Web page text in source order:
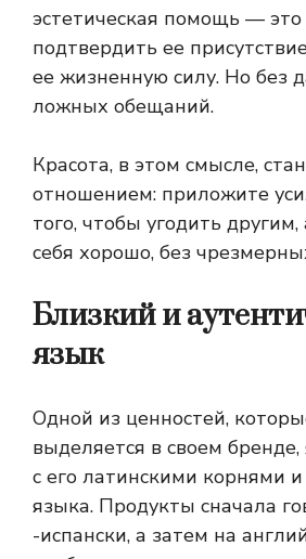
эстетическая помощь — это
подтвердить ее
ее жизненную силу. Но без
ложных обещаний.
Красота, в этом смысле,
отношением: приложите
того, чтобы угодить другим,
себя хорошо, без
Близкий и
язык
Одной из ценностей,
выделяется в своем бренде,
с его латинскими корнями
языка. Продукты сначала
-испански, а затем на